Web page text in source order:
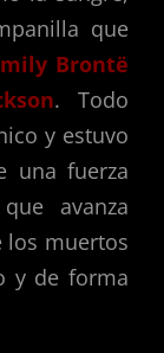
que
Brontë
. Todo
y estuvo
una fuerza
avanza
los muertos
y de forma